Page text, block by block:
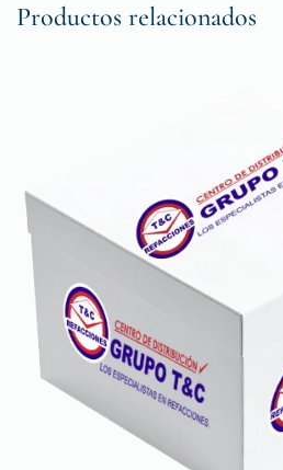
Productos relacionados